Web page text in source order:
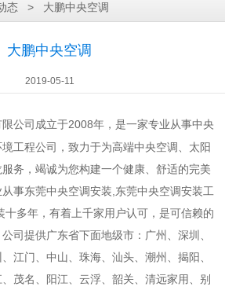
态 > 大鹏中央空调
大鹏中央空调
2019-05-11
公司 成立于2008年，是一家专业从事中央
工程公司，致力于为高端中央空调、太阳
务，竭诚为您构建一个健康、舒适的完美
事东莞中央空调安装,东莞中央空调安装工
十多年，有着上千家用户认可，是可信赖的
司提供广东省下面地级市：广州、深圳、
江门、中山、珠海、汕头、潮州、揭阳、
茂名、阳江、云浮、韶关、清远家用、别